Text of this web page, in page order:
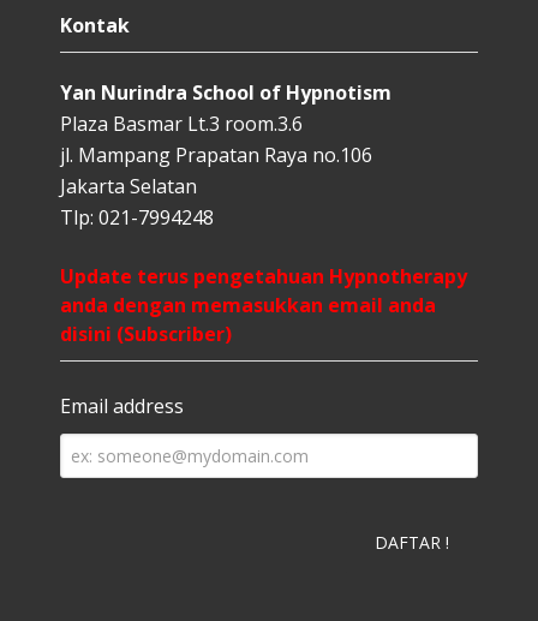
Kontak
Yan Nurindra School of Hypnotism
Plaza Basmar Lt.3 room.3.6
jl. Mampang Prapatan Raya no.106
Jakarta Selatan
Tlp: 021-7994248
Update terus pengetahuan Hypnotherapy
anda dengan memasukkan email anda
disini (Subscriber)
Email address